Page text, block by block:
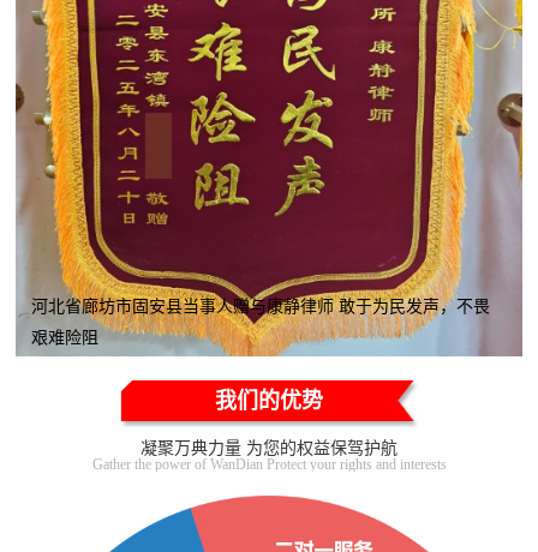
河北省廊坊市固安县当事人赠与康静律师 敢于为民发声，不畏
艰难险阻
我们的优势
凝聚万典力量 为您的权益保驾护航
Gather the power of WanDian Protect your rights and interests